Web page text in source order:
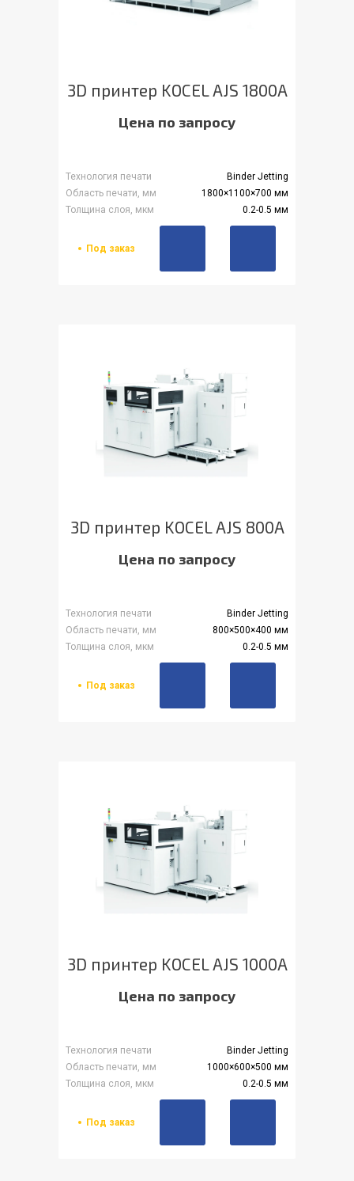
3D принтер KOCEL AJS 1800A
Цена по запросу
Технология печати
Binder Jetting
Область печати, мм
1800×1100×700 мм
Толщина слоя, мкм
0.2-0.5 мм
Под заказ
3D принтер KOCEL AJS 800A
Цена по запросу
Технология печати
Binder Jetting
Область печати, мм
800×500×400 мм
Толщина слоя, мкм
0.2-0.5 мм
Под заказ
3D принтер KOCEL AJS 1000A
Цена по запросу
Технология печати
Binder Jetting
Область печати, мм
1000×600×500 мм
Толщина слоя, мкм
0.2-0.5 мм
Под заказ